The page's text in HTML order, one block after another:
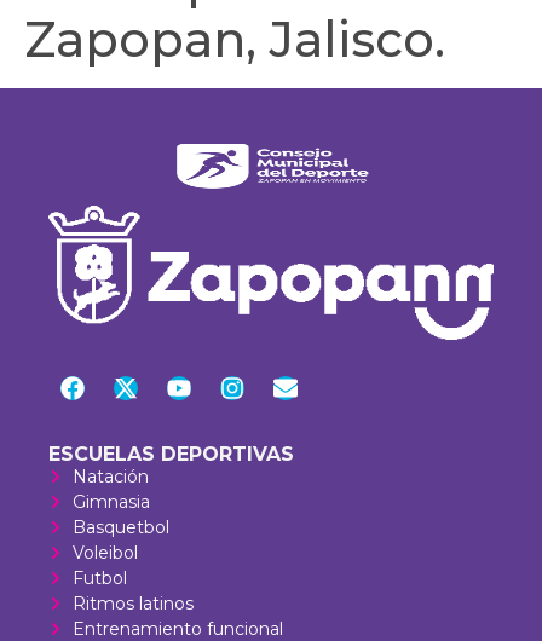
Zapopan, Jalisco.
ESCUELAS DEPORTIVAS
Natación
Gimnasia
Basquetbol
Voleibol
Futbol
Ritmos latinos
Entrenamiento funcional